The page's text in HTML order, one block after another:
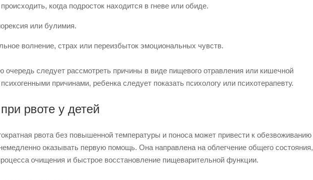
когда подросток находится в гневе или обиде.
или булимия.
волнение, страх или переизбыток эмоциональных чувств.
очередь следует рассмотреть причины в виде пищевого отравления или кишечной
причинами, ребенка следует показать психологу или психотерапевту.
рвоте у детей
рвота без повышенной температуры и поноса может привести к обезвоживанию
оказывать первую помощь. Она направлена на облегчение общего состояния,
очищения и быстрое восстановление пищеварительной функции.